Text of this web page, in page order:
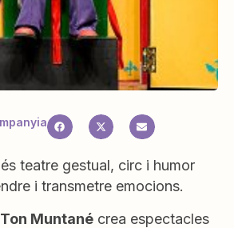
és teatre gestual, circ i humor
i transmetre emocions.
Ton Muntané crea espectacles